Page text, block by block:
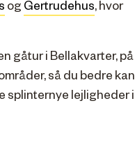
og Gertrudehus, hvor
gåtur i Bellakvarter, på
så du bedre kan
splinternye lejligheder i